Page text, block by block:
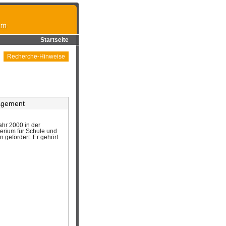
Startseite
Recherche-Hinweise
2000 in der
für Schule und
gefördert. Er gehört